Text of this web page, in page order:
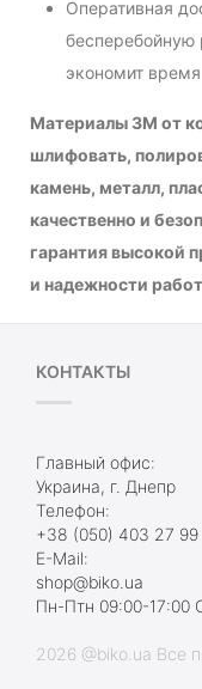
Оперативная
бесперебойную
экономит время
Материалы 3М от
шлифовать,
камень, металл,
качественно и
гарантия высокой
и надежности
КОНТАКТЫ
Главный офис:
Украина, г. Днепр
Телефон:
+38 (050) 403 27 99
E-Mail:
shop@biko.ua
Пн-Птн 09:00-17:00
2026 @biko.ua Все